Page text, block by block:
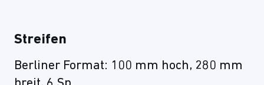
Streifen
Berliner Format: 100 mm hoch, 280 mm